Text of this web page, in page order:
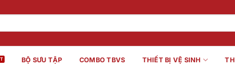
BỘ SƯU TẬP COMBO TBVS THIẾT BỊ VỆ SINH